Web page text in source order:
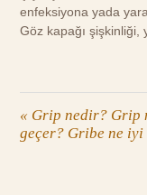
enfeksiyona yada
Göz kapağı şişkinliği,
« Grip nedir? Grip
geçer? Gribe ne